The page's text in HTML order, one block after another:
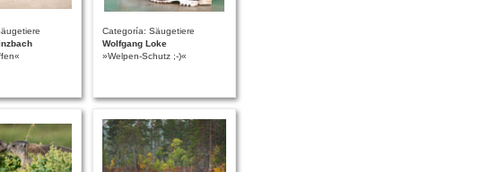
Categoría: Säugetiere
Wolfgang Loke
»Welpen-Schutz ;-)«